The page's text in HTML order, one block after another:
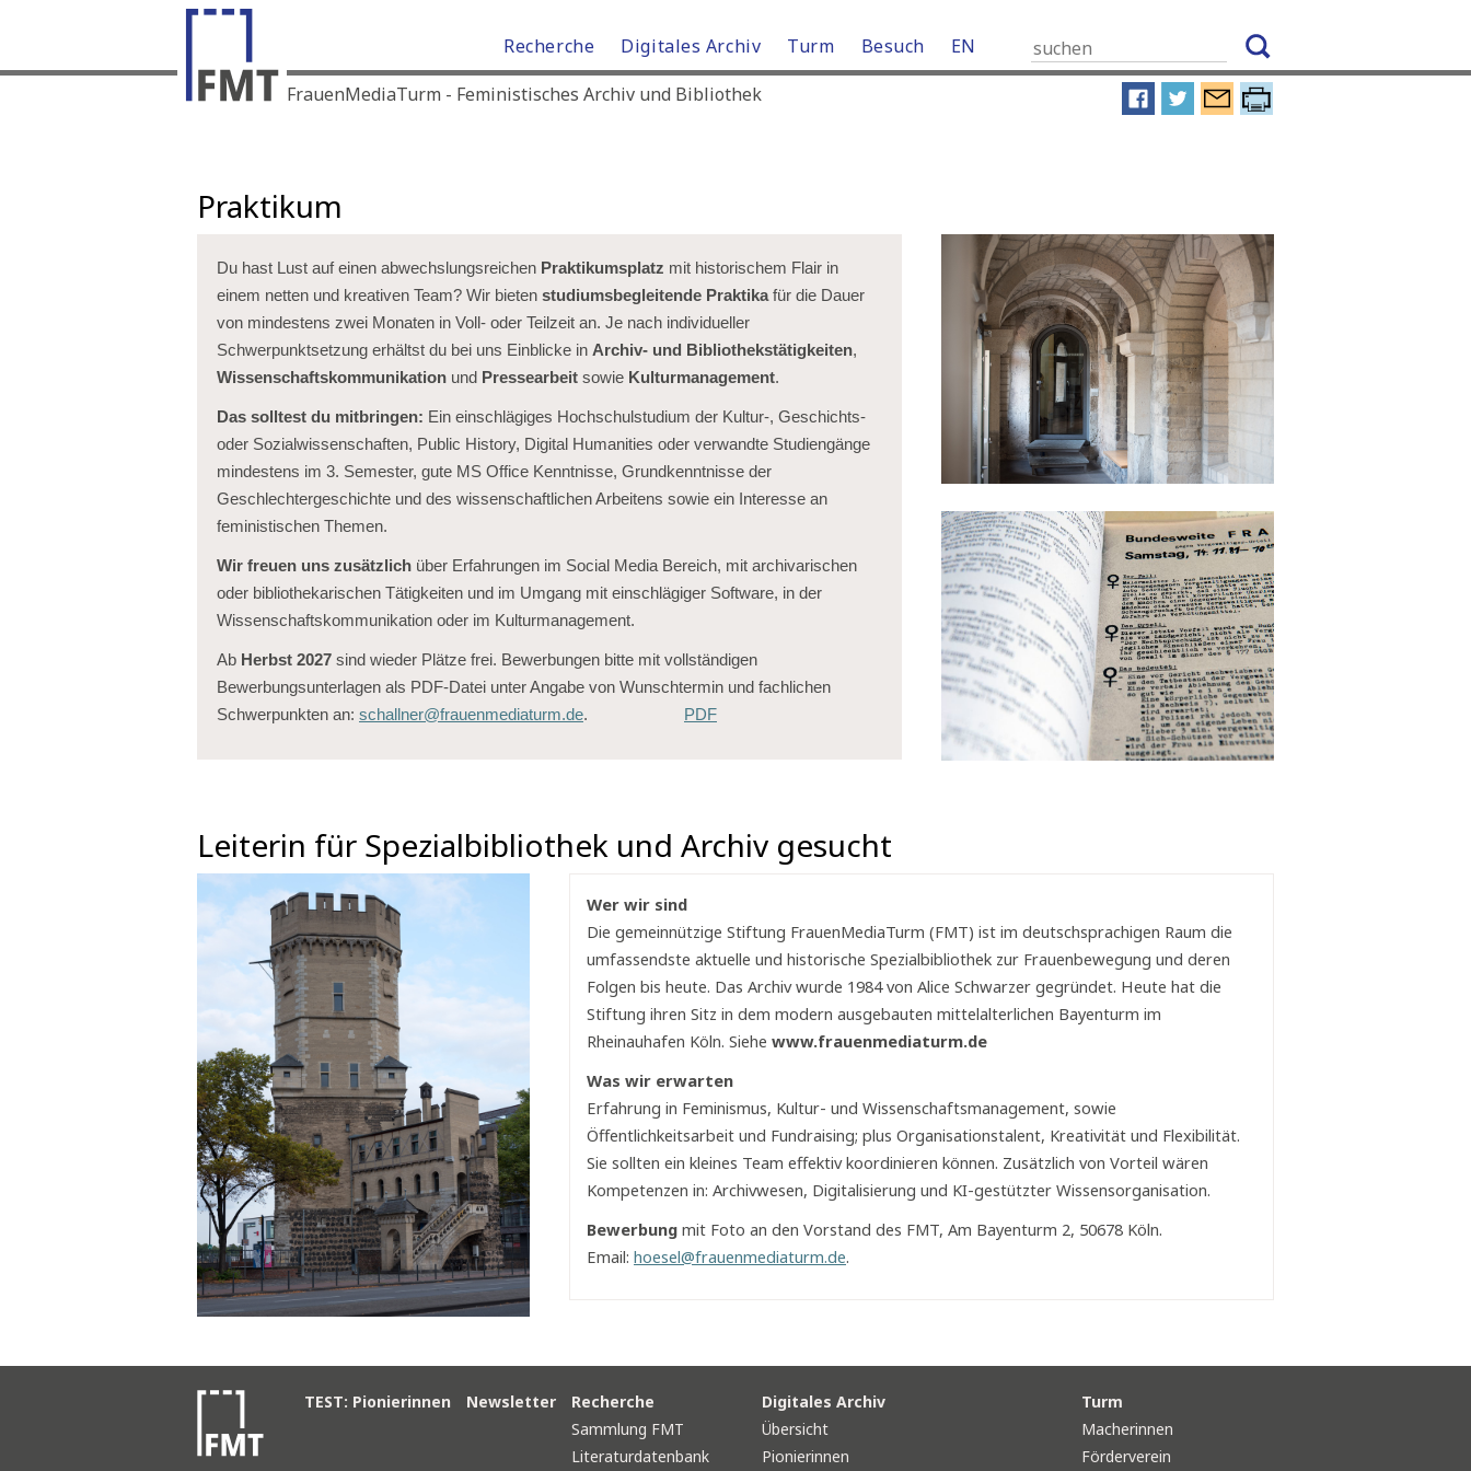
Recherche Digitales Archiv Turm Besuch
EN
FrauenMediaTurm - Feministisches Archiv und Bibliothek
Praktikum
Du hast Lust auf einen abwechslungsreichen Praktikumsplatz mit historischem Flair in
einem netten und kreativen Team? Wir bieten studiumsbegleitende Praktikafür die Dauer
von mindestens zwei Monaten in Voll- oder Teilzeit an. Je nach individueller
Schwerpunktsetzung erhältst du bei uns Einblicke in Archiv- und Bibliothekstätigkeiten,
Wissenschaftskommunikation und Pressearbeit sowie Kulturmanagement.
Das solltest du mitbringen: Ein einschlägiges Hochschulstudium der Kultur-, Geschichts-
oder Sozialwissenschaften, Public History, Digital Humanities oder verwandte Studiengänge
mindestens im 3. Semester, gute MS Office Kenntnisse, Grundkenntnisse der
Geschlechtergeschichte und des wissenschaftlichen Arbeitens sowie ein Interesse an
feministischen Themen.
Wir freuen uns zusätzlich über Erfahrungen im Social Media Bereich, mit archivarischen
oder bibliothekarischen Tätigkeiten und im Umgang mit einschlägiger Software, in der
Wissenschaftskommunikation oder im Kulturmanagement.
Ab Herbst 2027 sind wieder Plätze frei. Bewerbungen bitte mit vollständigen
Bewerbungsunterlagen als PDF-Datei unter Angabe von Wunschtermin und fachlichen
Schwerpunkten an: schallner@frauenmediaturm.de. PDF
Leiterin für Spezialbibliothek und Archiv gesucht
Wer wir sind
Die gemeinnützige Stiftung FrauenMediaTurm (FMT) ist im deutschsprachigen Raum die
umfassendste aktuelle und historische Spezialbibliothek zur Frauenbewegung und deren
Folgen bis heute. Das Archiv wurde 1984 von Alice Schwarzer gegründet. Heute hat die
Stiftung ihren Sitz in dem modern ausgebauten mittelalterlichen Bayenturm im
Rheinauhafen Köln. Siehe www.frauenmediaturm.de
Was wir erwarten
Erfahrung in Feminismus, Kultur- und Wissenschaftsmanagement, sowie
Öffentlichkeitsarbeit und Fundraising; plus Organisationstalent, Kreativität und Flexibilität.
Sie sollten ein kleines Team effektiv koordinieren können. Zusätzlich von Vorteil wären
Kompetenzen in: Archivwesen, Digitalisierung und KI-gestützter Wissensorganisation.
Bewerbung mit Foto an den Vorstand des FMT, Am Bayenturm 2, 50678 Köln.
Email: hoesel@frauenmediaturm.de.
TEST: Pionierinnen Newsletter
Recherche
Sammlung FMT
Literaturdatenbank
Digitales Archiv
Übersicht
Pionierinnen
Turm
Macherinnen
Förderverein